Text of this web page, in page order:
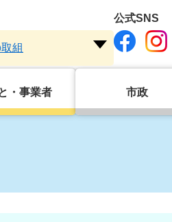
ー
組
公式SNS
・事業者 市政